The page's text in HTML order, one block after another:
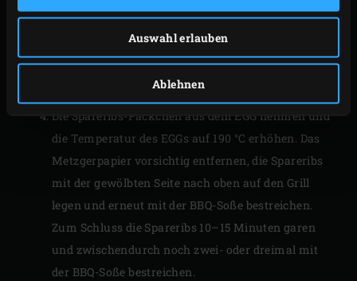
Auswahl erlauben
Ablehnen
Die Spareribs-Päckchen aus dem EGG nehmen und
die Temperatur des EGGs auf 190 °C erhöhen. Das
Metzgerpapier vorsichtig entfernen, die Spareribs
mit der gewölbten Seite nach oben auf den Grill
legen und erneut mit der BBQ-Soße bestreichen.
Zum Schluss die Spareribs 10–15 Minuten garen
und zwischendurch noch zwei- oder dreimal mit
der BBQ-Soße bestreichen.